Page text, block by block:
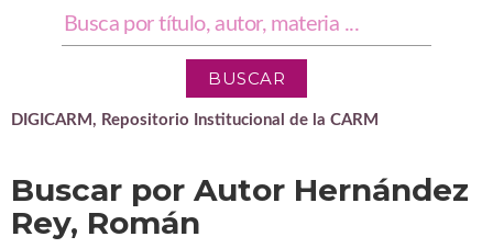
DIGICARM, Repositorio Institucional de la CARM
Buscar por Autor Hernández
Rey, Román